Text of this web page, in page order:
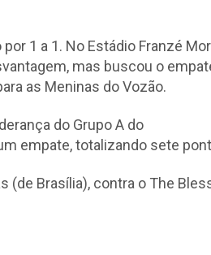
1 a 1. No Estádio Franzé
mas buscou o
as Meninas do Vozão.
do Grupo A do
empate, totalizando sete
(de Brasília), contra o The